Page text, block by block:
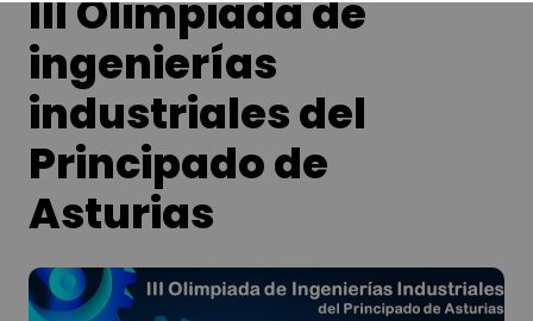
III Olimpiada de
ingenierías
industriales del
Principado de
Asturias